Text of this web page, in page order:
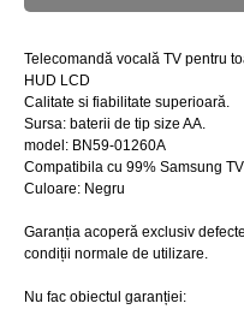
Telecomandă vocală TV pentru
HUD LCD
Calitate si fiabilitate superioară.
Sursa: baterii de tip size AA.
model: BN59-01260A
Compatibila cu 99% Samsung TV
Culoare: Negru
Garanția acoperă exclusiv
condiții normale de utilizare.
Nu fac obiectul garanției: